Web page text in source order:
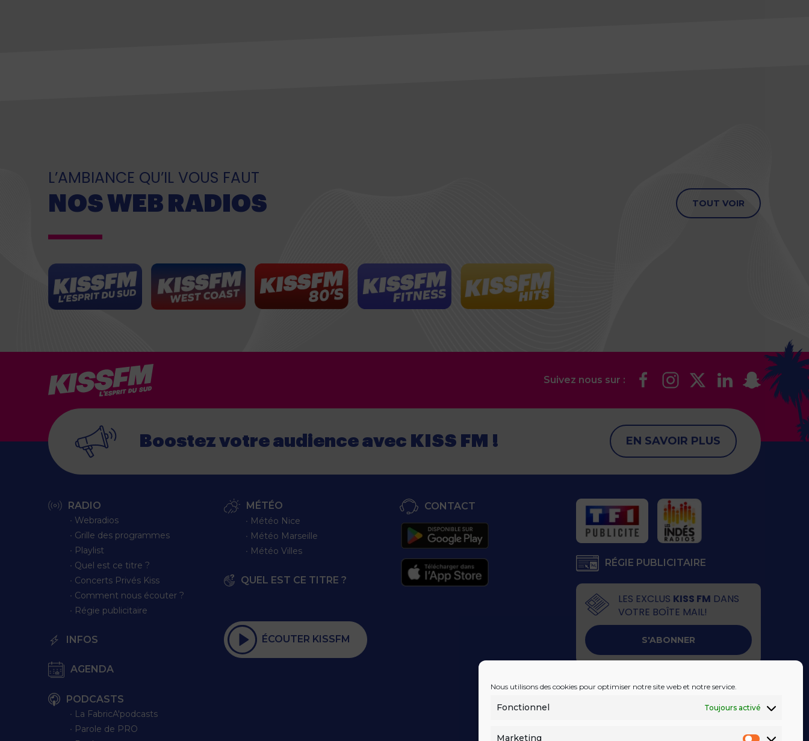
Nous utilisons des cookies pour optimiser notre site web et notre service.
Fonctionnel Toujours activé
Marketing
L’AMBIANCE QU’IL VOUS FAUT
NOS WEB RADIOS TOUT VOIR
Suivez nous sur :
Boostez votre audience avec KISS FM ! EN SAVOIR PLUS
RADIO
∙ Webradios
∙ Grille des programmes
∙ Playlist
∙ Quel est ce titre ?
∙ Concerts Privés Kiss
∙ Comment nous écouter ?
∙ Régie publicitaire
INFOS
AGENDA
PODCASTS
∙ La FabricA'podcasts
∙ Parole de PRO
MÉTÉO
∙ Météo Nice
∙ Météo Marseille
∙ Météo Villes
QUEL EST CE TITRE ?
ÉCOUTER KISSFM
CONTACT
RÉGIE PUBLICITAIRE
LES EXCLUS KISS FM DANS
VOTRE BOÎTE MAIL!
S'ABONNER